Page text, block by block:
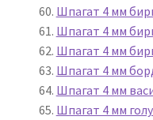
Шпагат 4 мм
Шпагат 4 мм
Шпагат 4 мм
Шпагат 4 мм
Шпагат 4 мм
Шпагат 4 мм